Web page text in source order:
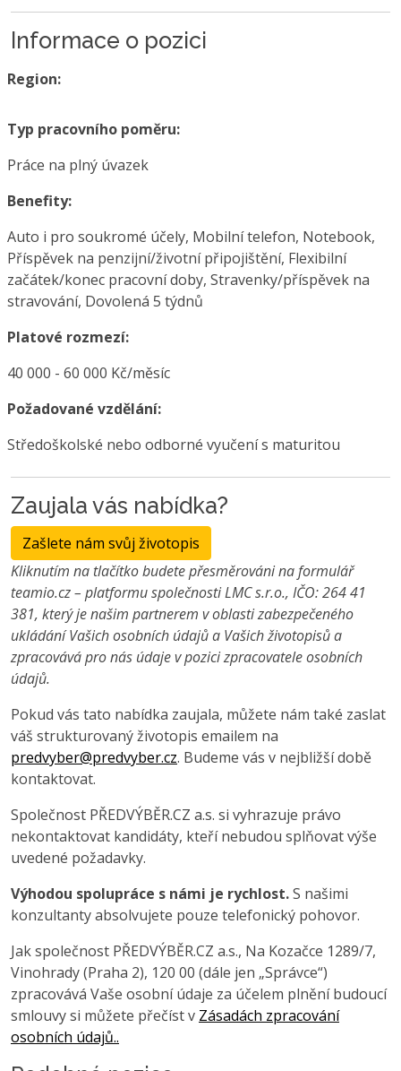
Informace o pozici
Region:
Typ pracovního poměru:
Práce na plný úvazek
Benefity:
Auto i pro soukromé účely, Mobilní telefon, Notebook,
Příspěvek na penzijní/životní připojištění, Flexibilní
začátek/konec pracovní doby, Stravenky/příspěvek na
stravování, Dovolená 5 týdnů
Platové rozmezí:
40 000 - 60 000 Kč/měsíc
Požadované vzdělání:
Středoškolské nebo odborné vyučení s maturitou
Zaujala vás nabídka?
Zašlete nám svůj životopis
Kliknutím na tlačítko budete přesměrováni na formulář
teamio.cz – platformu společnosti LMC s.r.o., IČO: 264 41
381, který je našim partnerem v oblasti zabezpečeného
ukládání Vašich osobních údajů a Vašich životopisů a
zpracovává pro nás údaje v pozici zpracovatele osobních
údajů.
Pokud vás tato nabídka zaujala, můžete nám také zaslat
váš strukturovaný životopis emailem na
predvyber@predvyber.cz. Budeme vás v nejbližší době
kontaktovat.
Společnost PŘEDVÝBĚR.CZ a.s. si vyhrazuje právo
nekontaktovat kandidáty, kteří nebudou splňovat výše
uvedené požadavky.
Výhodou spolupráce s námi je rychlost.S našimi
konzultanty absolvujete pouze telefonický pohovor.
Jak společnost PŘEDVÝBĚR.CZ a.s., Na Kozačce 1289/7,
Vinohrady (Praha 2), 120 00 (dále jen „Správce“)
zpracovává Vaše osobní údaje za účelem plnění budoucí
smlouvy si můžete přečíst v Zásadách zpracování
osobních údajů..